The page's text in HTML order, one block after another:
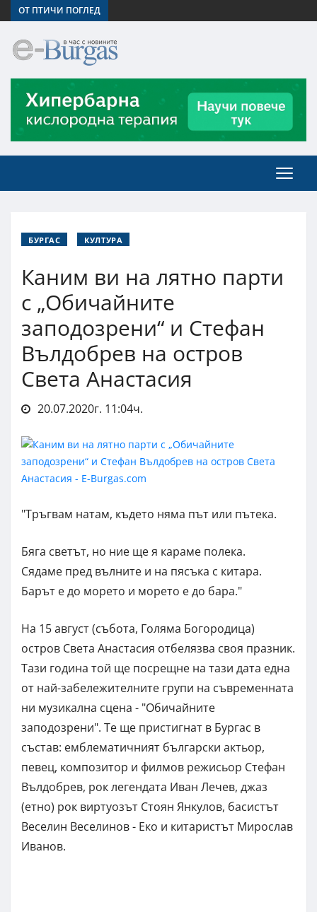
ОТ ПТИЧИ ПОГЛЕД
БУРГАС КУЛТУРА
Каним ви на лятно парти
с „Обичайните
заподозрени“ и Стефан
Вълдобрев на остров
Света Анастасия
20.07.2020г. 11:04ч.
"Тръгвам натам, където няма път или пътека.
Бяга светът, но ние ще я караме полека.
Сядаме пред вълните и на пясъка с китара.
Барът е до морето и морето е до бара."
На 15 август (събота, Голяма Богородица)
остров Света Анастасия отбелязва своя празник.
Тази година той ще посрещне на тази дата една
от най-забележителните групи на съвременната
ни музикална сцена - "Обичайните
заподозрени". Те ще пристигнат в Бургас в
състав: емблематичният български актьор,
певец, композитор и филмов режисьор Стефан
Вълдобрев, рок легендата Иван Лечев, джаз
(етно) рок виртуозът Стоян Янкулов, басистът
Веселин Веселинов - Еко и китаристът Мирослав
Иванов.